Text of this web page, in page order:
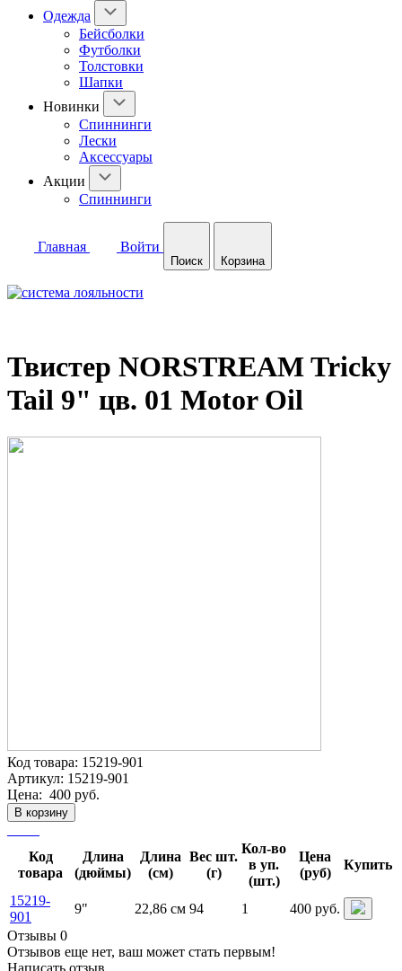
Одежда
Бейсболки
Футболки
Толстовки
Шапки
Новинки
Спиннинги
Лески
Аксессуары
Акции
Спиннинги
Главная Войти
Поиск Корзина
Твистер NORSTREAM Tricky
Tail 9" цв. 01 Motor Oil
Код товара: 15219-901
Артикул: 15219-901
Цена: 400 руб.
В корзину
Код
товара
Длина
(дюймы)
Длина
(см)
Вес шт.
(г)
Кол-во
в уп.
(шт.)
Цена
(руб)
Купить
15219-
901
9" 22,86 см 94 1
400 руб.
Отзывы 0
Отзывов еще нет, ваш может стать первым!
Написать отзыв